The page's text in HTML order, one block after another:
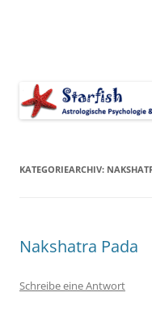
KATEGORIEARCHIV:
Nakshatra Pada
Schreibe eine Antwort